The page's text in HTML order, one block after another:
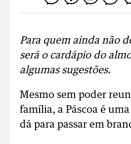
Para quem ainda não
será o cardápio do
algumas sugestões.
Mesmo sem poder
família, a Páscoa é
dá para passar em